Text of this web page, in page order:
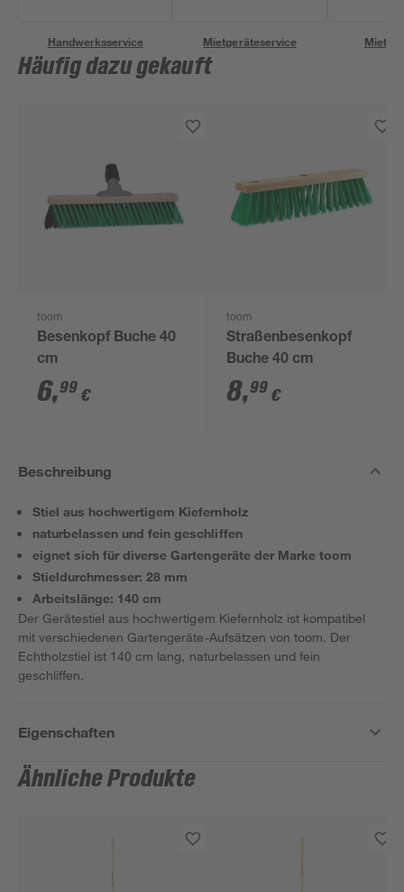
Handwerksservice Mietgeräteservice
Häufig dazu gekauft
toom
Besenkopf Buche 40
cm
6,99 €
toom
Straßenbesenkopf
Buche 40 cm
8,99 €
Beschreibung
Stiel aus hochwertigem Kiefernholz
naturbelassen und fein geschliffen
eignet sich für diverse Gartengeräte der Marke toom
Stieldurchmesser: 28 mm
Arbeitslänge: 140 cm
Der Gerätestiel aus hochwertigem Kiefernholz ist kompatibel
mit verschiedenen Gartengeräte-Aufsätzen von toom. Der
Echtholzstiel ist 140 cm lang, naturbelassen und fein
geschliffen.
Eigenschaften
Ähnliche Produkte